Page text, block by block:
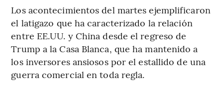
Los acontecimientos del martes ejemplificaron
el latigazo que ha caracterizado la relación
entre EE.UU. y China desde el regreso de
Trump a la Casa Blanca, que ha mantenido a
los inversores ansiosos por el estallido de una
guerra comercial en toda regla.